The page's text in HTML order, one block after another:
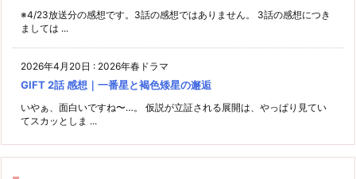
※4/23放送分の感想です。3話の感想ではありません。 3話の感想につき
ましては ...
2026年4月20日 : 2026年春ドラマ
GIFT 2話 感想｜一番星と褐色矮星の邂逅
いやぁ、面白いですね〜…。 仮説が立証される展開は、やっぱり見てい
てスカッとしま ...